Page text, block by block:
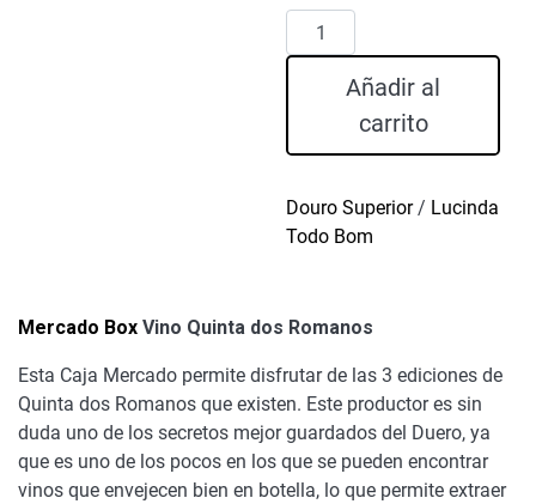
Mercado
Box
cantidad
Añadir al
carrito
Douro Superior/ Lucinda
Todo Bom
Mercado Box Vino Quinta dos Romanos
Esta Caja Mercado permite disfrutar de las 3 ediciones de
Quinta dos Romanos que existen. Este productor es sin
duda uno de los secretos mejor guardados del Duero, ya
que es uno de los pocos en los que se pueden encontrar
vinos que envejecen bien en botella, lo que permite extraer